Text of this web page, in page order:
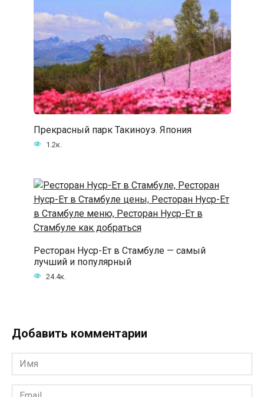
Прекрасный парк Такиноуэ. Япония
1.2к.
Ресторан Нуср-Ет в Стамбуле — самый
лучший и популярный
24.4к.
Добавить комментарии
Имя
*
Email